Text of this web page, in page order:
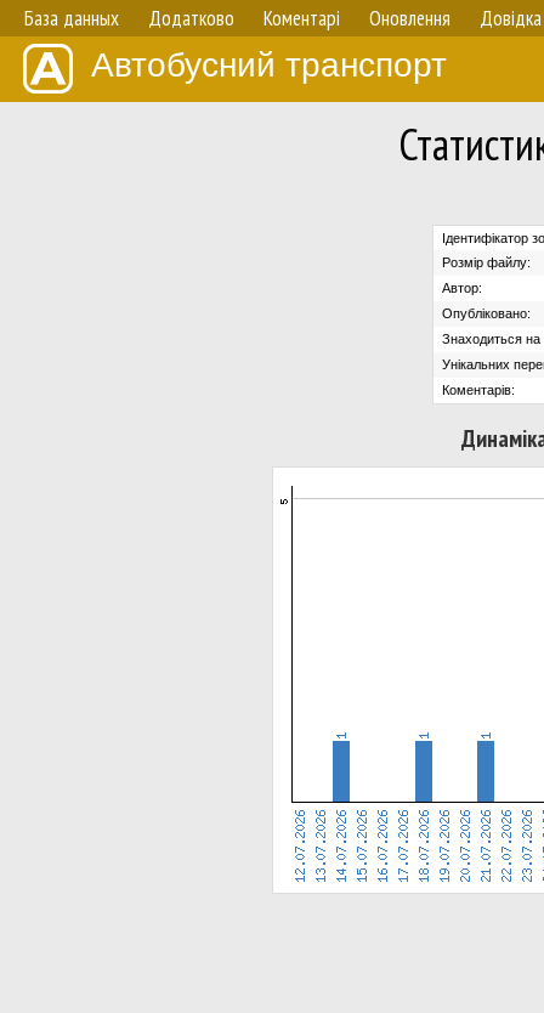
База данных Додатково Коментарі Оновлення Довідка
Автобусний транспорт
Ідентифікатор
Розмір файлу:
Автор:
Опубліковано:
Знаходиться на
Унікальних
Коментарів: